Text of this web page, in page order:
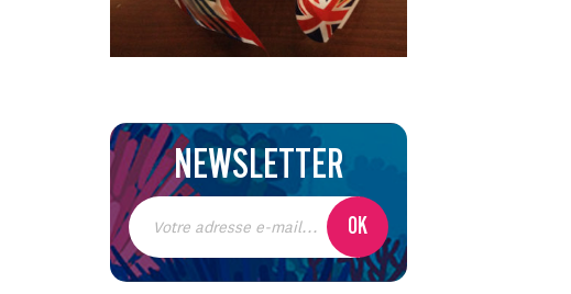
NEWSLETTER